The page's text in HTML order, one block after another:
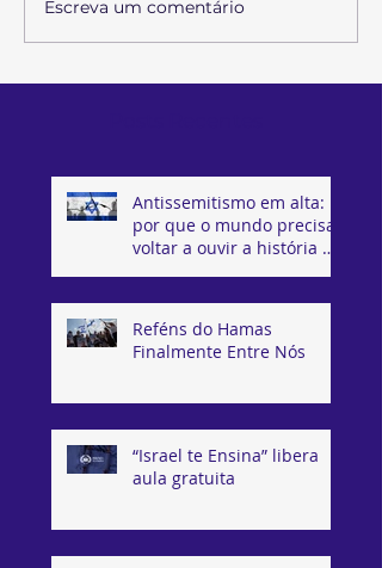
Escreva um comentário
Antissemitismo em alta:
por que o mundo precisa
voltar a ouvir a história de
Reféns do Hamas
Finalmente Entre Nós
“Israel te Ensina” libera
aula gratuita